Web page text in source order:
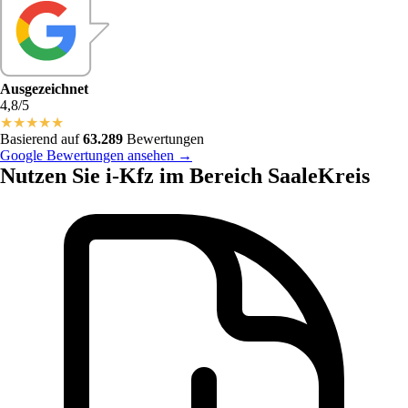
Ausgezeichnet
4,8/5
★★★★★
Basierend auf63.289 Bewertungen
Google Bewertungen ansehen →
Nutzen Sie i-Kfz im Bereich SaaleKreis